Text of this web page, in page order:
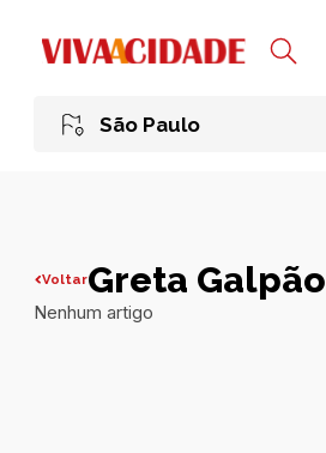
São Paulo
VoltarGreta Galpão
Nenhum artigo